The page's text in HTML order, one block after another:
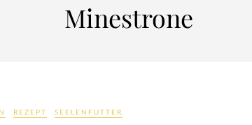
Minestrone
REZEPT SEELENFUTTER